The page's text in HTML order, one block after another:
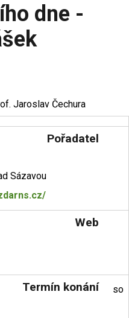
dne -
Jaroslav Čechura
Pořadatel
Sázavou
Web
Termín konání so